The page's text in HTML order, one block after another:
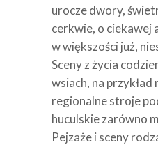
urocze dwory,
cerkwie, o
w większości już,
Sceny z życia
wsiach, na przykład
regionalne stroje
huculskie zarówno
Pejzaże i sceny